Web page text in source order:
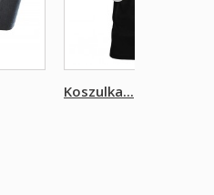
Koszulka...